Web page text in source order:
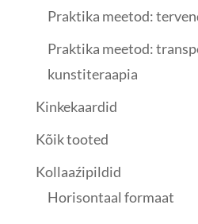
Praktika meetod:
Praktika meetod:
kunstiteraapia
Kinkekaardid
Kõik tooted
Kollaaźipildid
Horisontaal formaat